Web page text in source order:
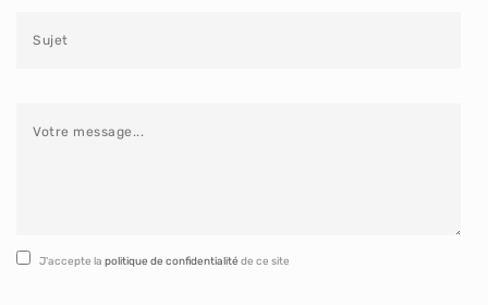
J'accepte la politique de confidentialité de ce site